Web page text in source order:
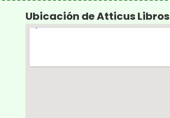
Ubicación de Atticus Libros